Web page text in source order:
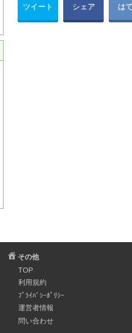
ツイート シェア は
その他
TOP
利用規約
ﾌﾟﾗｲﾊﾞｼｰﾎﾟﾘｼｰ
運営者情報
問い合わせ